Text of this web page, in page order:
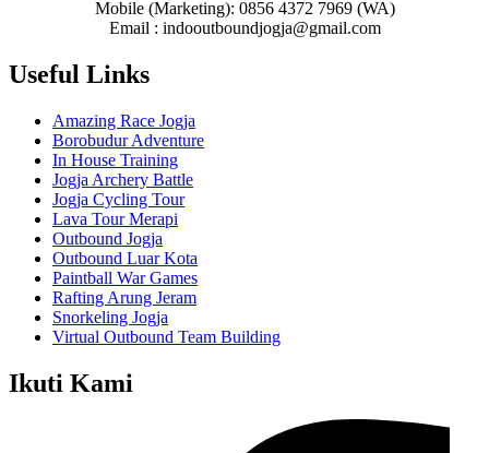
Mobile (Marketing): 0856 4372 7969 (WA)
Email : indooutboundjogja@gmail.com
Useful Links
Amazing Race Jogja
Borobudur Adventure
In House Training
Jogja Archery Battle
Jogja Cycling Tour
Lava Tour Merapi
Outbound Jogja
Outbound Luar Kota
Paintball War Games
Rafting Arung Jeram
Snorkeling Jogja
Virtual Outbound Team Building
Ikuti Kami